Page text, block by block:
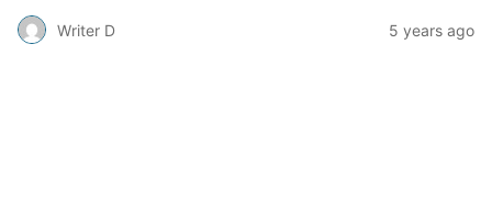
Writer D 5 years ago